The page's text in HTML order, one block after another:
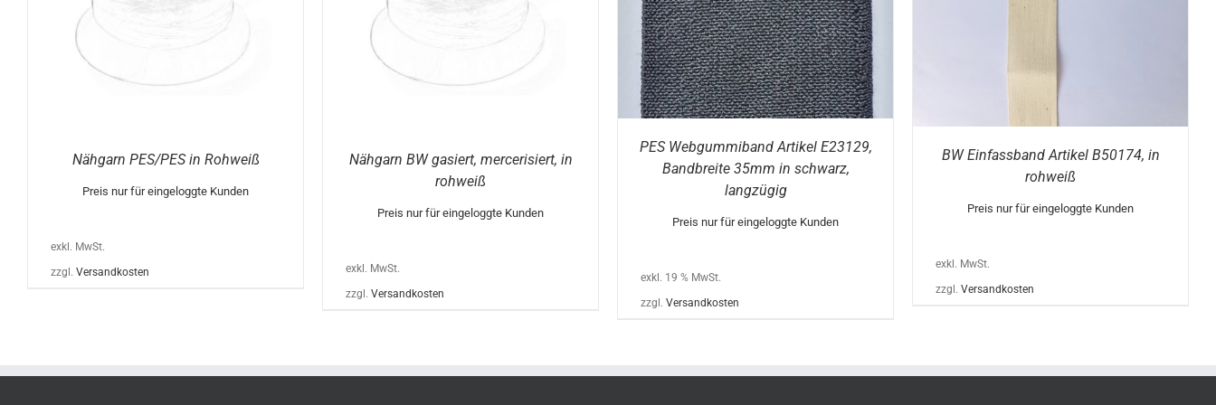
Nähgarn PES/PES in Rohweiß
Preis nur für eingeloggte Kunden
exkl. MwSt.
zzgl. Versandkosten
AUF.
KÖNNEN
AUF
Nähgarn BW gasiert, mercerisiert, in
rohweiß
Preis nur für eingeloggte Kunden
exkl. MwSt.
zzgl. Versandkosten
PES Webgummiband Artikel E23129,
Bandbreite 35mm in schwarz,
langzügig
Preis nur für eingeloggte Kunden
exkl. 19 % MwSt.
zzgl. Versandkosten
AUF.
DIE
OPTIONEN
KÖNNEN
AUF
DER
PRODUKTSEITE
GEWÄHLT
WERDEN
BW Einfassband Artikel B50174, in
rohweiß
Preis nur für eingeloggte Kunden
exkl. MwSt.
zzgl. Versandkosten